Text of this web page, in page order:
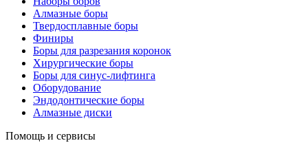
Алмазные боры
Твердосплавные боры
Финиры
Боры для разрезания коронок
Хирургические боры
Боры для синус-лифтинга
Оборудование
Эндодонтические боры
Алмазные диски
Помощь и сервисы